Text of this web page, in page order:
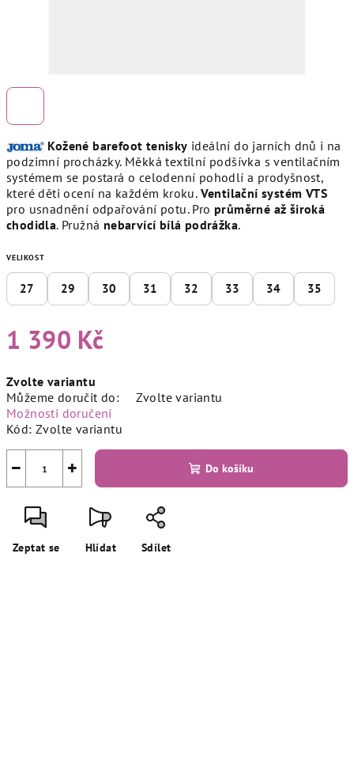
Kožené barefoot tenisky ideální do jarních dnů i na
podzimní procházky. Měkká textilní podšívka s ventilačním
systémem se postará o celodenní pohodlí a prodyšnost,
které děti ocení na každém kroku. Ventilační systém VTS
pro usnadnění odpařování potu. Pro průměrné až široká
chodidla. Pružná nebarvící bílá podrážka.
VELIKOST
27 29 30 31 32 33 34 35
1 390 Kč
cena:
Zvolte variantu
Můžeme doručit do:
Zvolte variantu
Možnosti doručení
Kód: Zvolte variantu
+
− Do košíku
Zeptat se Hlídat Sdílet